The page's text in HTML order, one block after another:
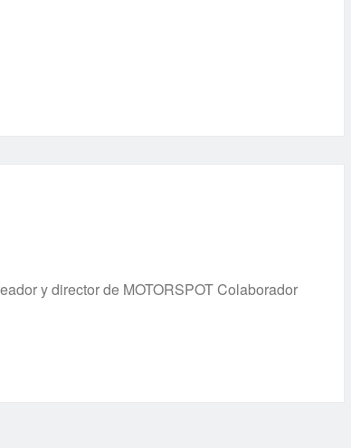
y director de MOTORSPOT Colaborador